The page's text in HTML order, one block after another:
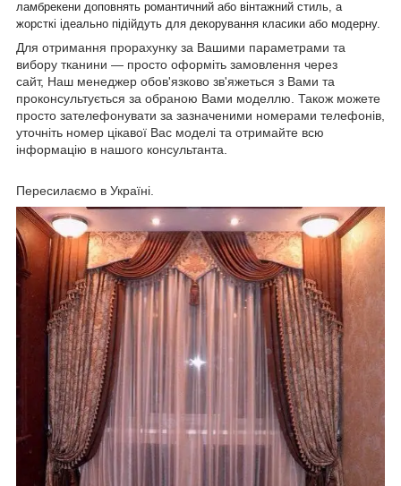
ламбрекени доповнять романтичний або вінтажний стиль, а
жорсткі ідеально підійдуть для декорування класики або модерну.
Для отримання прорахунку за Вашими параметрами та
вибору тканини — просто оформіть замовлення через
сайт, Наш менеджер обов'язково зв'яжеться з Вами та
проконсультується за обраною Вами моделлю. Також можете
просто зателефонувати за зазначеними номерами телефонів,
уточніть номер цікавої Вас моделі та отримайте всю
інформацію в нашого консультанта.
Пересилаємо в Україні.